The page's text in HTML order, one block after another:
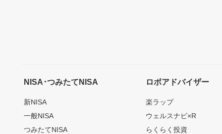
NISA･つみたてNISA
新NISA
一般NISA
つみたてNISA
ロボアドバイザー
楽ラップ
ウェルスナビ×R
らくらく投資